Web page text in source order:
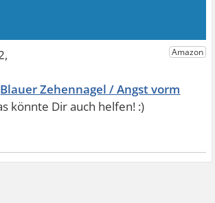
Blauer Zehennagel / Angst vorm